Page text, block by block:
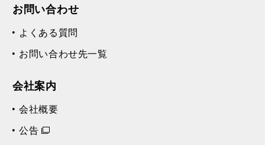
お問い合わせ
よくある質問
お問い合わせ先一覧
会社案内
会社概要
公告